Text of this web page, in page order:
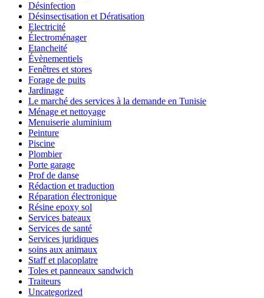
Désinfection
Désinsectisation et Dératisation
Electricité
Électroménager
Etancheité
Évènementiels
Fenêtres et stores
Forage de puits
Jardinage
Le marché des services à la demande en Tunisie
Ménage et nettoyage
Menuiserie aluminium
Peinture
Piscine
Plombier
Porte garage
Prof de danse
Rédaction et traduction
Réparation électronique
Résine epoxy sol
Services bateaux
Services de santé
Services juridiques
soins aux animaux
Staff et placoplatre
Toles et panneaux sandwich
Traiteurs
Uncategorized